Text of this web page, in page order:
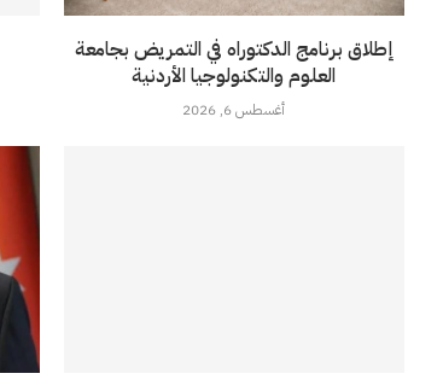
إطلاق برنامج الدكتوراه في التمريض بجامعة
العلوم والتكنولوجيا الأردنية
أغسطس 6, 2026